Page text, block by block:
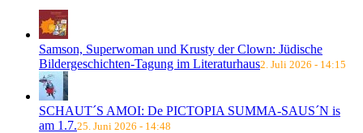
Samson, Superwoman und Krusty der Clown: Jüdische
Bildergeschichten-Tagung im Literaturhaus2. Juli 2026 - 14:15
SCHAUT´S AMOI: De PICTOPIA SUMMA-SAUS´N is
am 1.7.25. Juni 2026 - 14:48